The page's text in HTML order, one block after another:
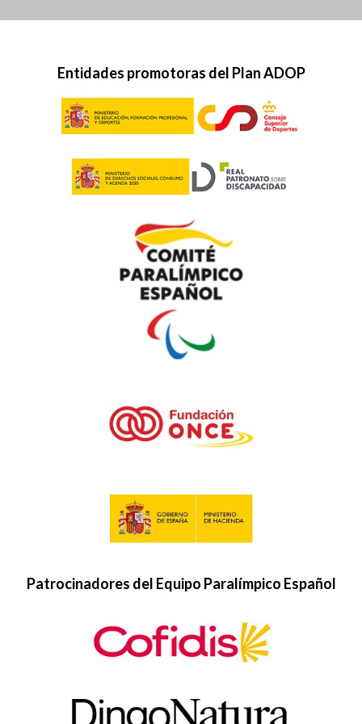
Entidades promotoras del Plan ADOP
Patrocinadores del Equipo Paralímpico Español